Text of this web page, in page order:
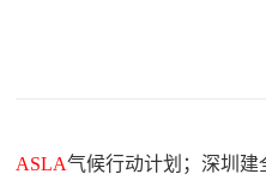
ASLA气候行动计划；深圳建